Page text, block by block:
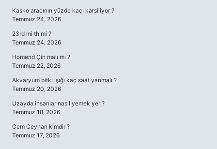
Kasko aracının yüzde kaçı karsiliyor ?
Temmuz 24, 2026
23rd mi th mi ?
Temmuz 24, 2026
Homend Çin malı mı ?
Temmuz 22, 2026
Akvaryum bitki ışığı kaç saat yanmalı ?
Temmuz 20, 2026
Uzayda insanlar nasıl yemek yer ?
Temmuz 18, 2026
Cem Ceyhan kimdir ?
Temmuz 17, 2026